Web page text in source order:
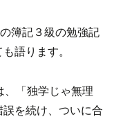
簿記３級の勉強記
語ります。
、「独学じゃ無理
を続け、ついに合